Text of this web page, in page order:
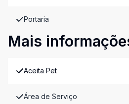
Portaria
Mais
Aceita Pet
Área de Serviço